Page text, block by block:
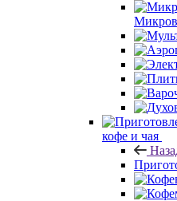
кофе и чая